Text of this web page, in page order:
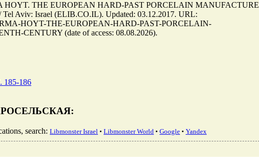
THE EUROPEAN HARD-PAST PORCELAIN MANUFACTURE
Aviv: Israel (ELIB.CO.IL). Updated: 03.12.2017. URL:
HOYT-THE-EUROPEAN-HARD-PAST-PORCELAIN-
CENTURY (date of access: 08.08.2026).
185-186
search: Libmonster Israel • Libmonster World • Google • Yandex